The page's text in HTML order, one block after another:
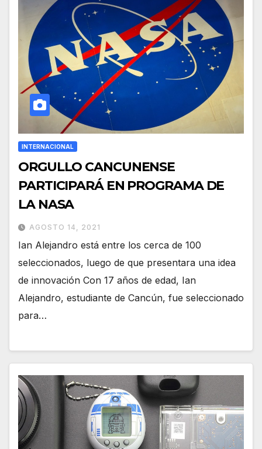
INTERNACIONAL
ORGULLO CANCUNENSE
PARTICIPARÁ EN PROGRAMA DE
LA NASA
AGOSTO 14, 2021
Ian Alejandro está entre los cerca de 100
seleccionados, luego de que presentara una idea
de innovación Con 17 años de edad, Ian
Alejandro, estudiante de Cancún, fue seleccionado
para…